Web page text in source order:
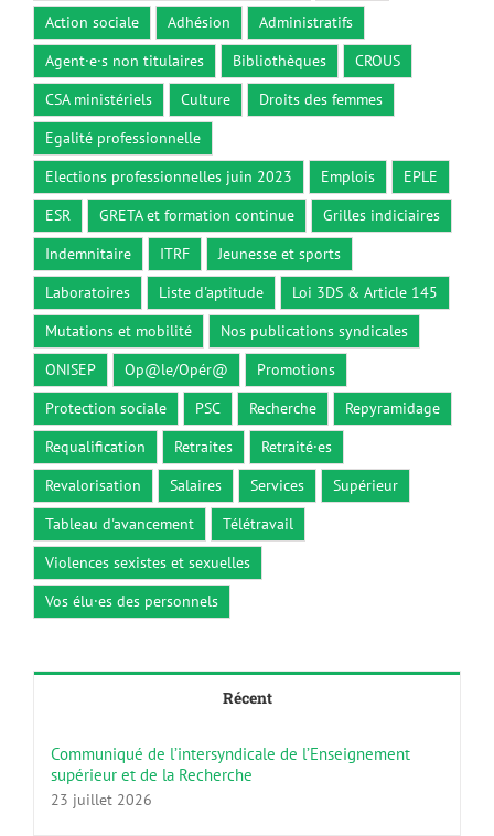
Action sociale Adhésion
Administratifs
Agent·e·s non titulaires
Bibliothèques
CROUS
CSA ministériels
Culture
Droits des femmes
Egalité professionnelle
Elections professionnelles juin 2023
Emplois
EPLE
ESR
GRETA et formation continue
Grilles indiciaires
Indemnitaire
ITRF
Jeunesse et sports
Laboratoires
Liste d'aptitude
Loi 3DS & Article 145
Mutations et mobilité
Nos publications syndicales
ONISEP
Op@le/Opér@
Promotions
Protection sociale
PSC Recherche
Repyramidage
Requalification
Retraites
Retraité·es
Revalorisation
Salaires Services
Supérieur
Tableau d'avancement
Télétravail
Violences sexistes et sexuelles
Vos élu·es des personnels
Récent
Communiqué de l’intersyndicale de l’Enseignement
supérieur et de la Recherche
23 juillet 2026